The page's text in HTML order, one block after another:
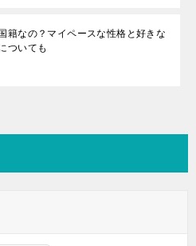
籍なの？マイペースな性格と好きな
ついても